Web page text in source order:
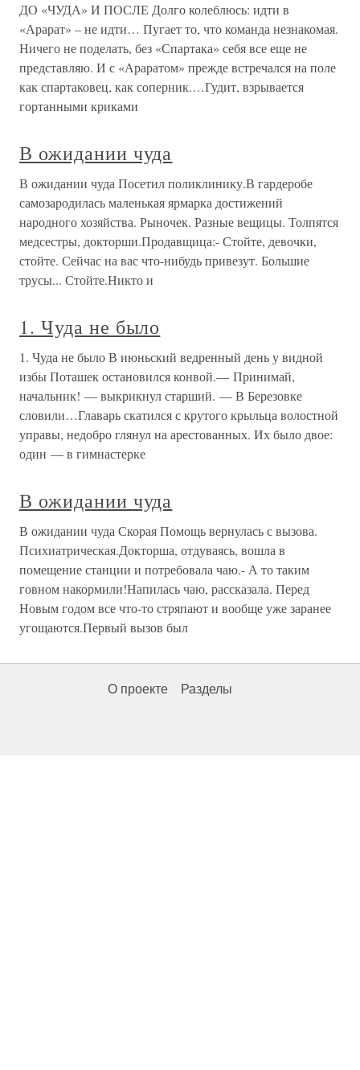
ДО «ЧУДА» И ПОСЛЕ Долго колеблюсь: идти в
«Арарат» – не идти… Пугает то, что команда незнакомая.
Ничего не поделать, без «Спартака» себя все еще не
представляю. И с «Араратом» прежде встречался на поле
как спартаковец, как соперник.…Гудит, взрывается
гортанными криками
В ожидании чуда
В ожидании чуда Посетил поликлинику.В гардеробе
самозародилась маленькая ярмарка достижений
народного хозяйства. Рыночек. Разные вещицы. Толпятся
медсестры, докторши.Продавщица:- Стойте, девочки,
стойте. Сейчас на вас что-нибудь привезут. Большие
трусы... Стойте.Никто и
1. Чуда не было
1. Чуда не было В июньский ведренный день у видной
избы Поташек остановился конвой.— Принимай,
начальник! — выкрикнул старший. — В Березовке
словили…Главарь скатился с крутого крыльца волостной
управы, недобро глянул на арестованных. Их было двое:
один — в гимнастерке
В ожидании чуда
В ожидании чуда Скорая Помощь вернулась с вызова.
Психиатрическая.Докторша, отдуваясь, вошла в
помещение станции и потребовала чаю.- А то таким
говном накормили!Напилась чаю, рассказала. Перед
Новым годом все что-то стряпают и вообще уже заранее
угощаются.Первый вызов был
О проекте Разделы